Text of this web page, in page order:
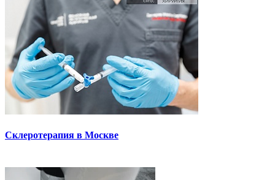
Склеротерапия в Москве